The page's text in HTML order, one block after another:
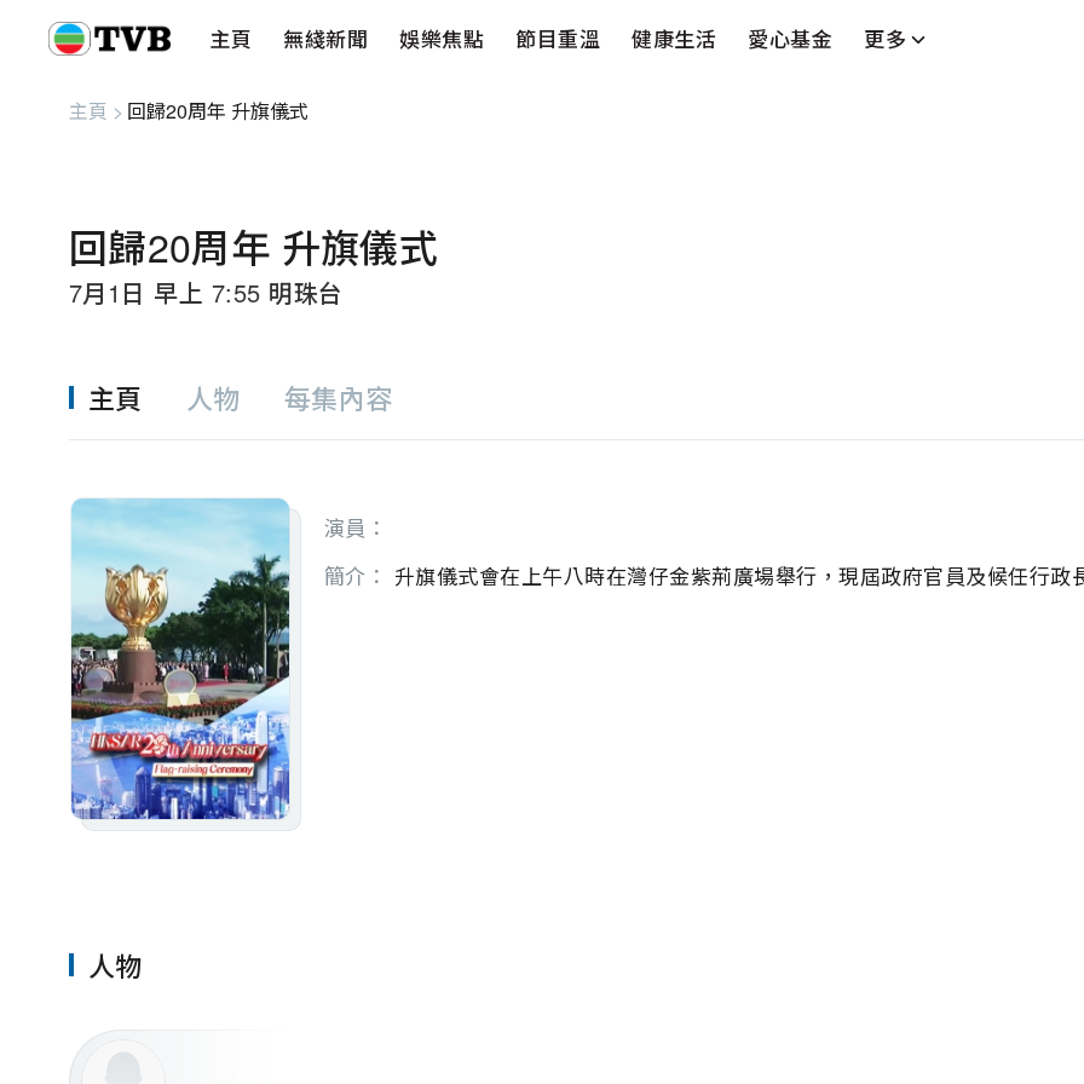
主頁 無綫新聞 娛樂焦點 節目重溫 健康生活 愛心基金 更多
無綫新聞 娛樂焦點 節目重溫 健康生活愛心基金藝人串流平台
主頁 > 回歸20周年 升旗儀式
回歸20周年 升旗儀式
7月1日 早上 7:55 明珠台
主頁 人物 每集內容
演員：
簡介： 升旗儀式會在上午八時在灣仔金紫荊廣場舉行，現屆政府官員及候任行政
人物